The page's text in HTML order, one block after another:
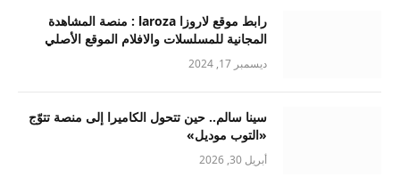
رابط موقع لاروزا laroza : منصة المشاهدة
المجانية للمسلسلات والافلام الموقع الأصلي
ديسمبر 17, 2024
سينا سالم.. حين تتحول الكاميرا إلى منصة تتوّج
«التوب موديل»
أبريل 30, 2026